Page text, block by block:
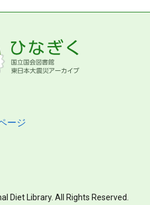
ージ
Diet Library. All Rights Reserved.